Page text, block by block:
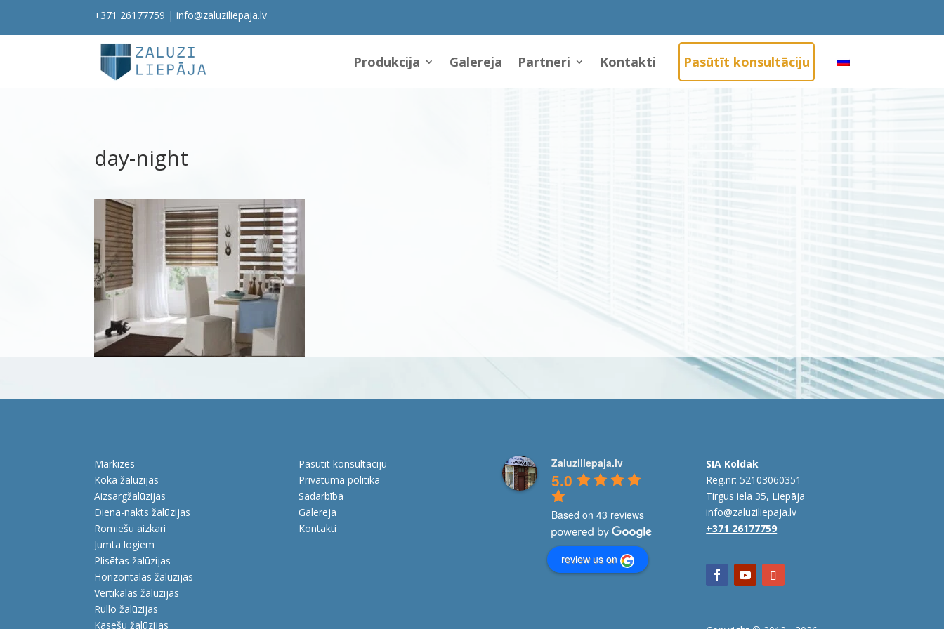
+371 26177759 |info@zaluziliepaja.lv
Produkcija Galereja Partneri Kontakti Pasūtīt konsultāciju
day-night
Markīzes
Koka žalūzijas
Aizsargžalūzijas
Diena-nakts žalūzijas
Romiešu aizkari
Jumta logiem
Plisētas žalūzijas
Horizontālās žalūzijas
Vertikālās žalūzijas
Rullo žalūzijas
Kasešu žalūzijas
Pasūtīt konsultāciju
Privātuma politika
Sadarbība
Galereja
Kontakti
Zaluziliepaja.lv
5.0
Based on 43 reviews
review us on
SIA Koldak
Reg.nr: 52103060351
Tirgus iela 35, Liepāja
info@zaluziliepaja.lv
+371 26177759